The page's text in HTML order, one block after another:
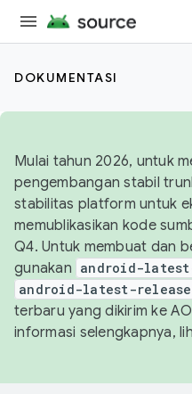
DOKUMENTASI
Mulai tahun 2026, untuk
pengembangan stabil
stabilitas platform untuk
memublikasikan kode
Q4. Untuk membuat dan
gunakan android-
android-latest-release
terbaru yang dikirim ke
informasi selengkapnya,